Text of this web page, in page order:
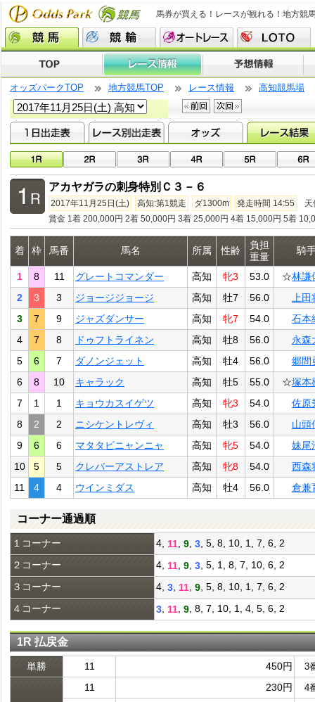
馬券が買える！レースが観れる！地方競
オッズパークTOP 地方競馬TOP レース情報 高知競馬場
アカヤガラの刺身特別Ｃ３－６
2017年11月25日(土) 高知:第1競走 ダ1300m 発走時間 14:55
天
賞金 1着 200,000円 2着 50,000円 3着 25,000円 4着 15,000円 5着
着 枠 馬番 馬名 所属 性齢
負担
重量
騎
1 8 11 グレートコマンダー 高知 牝3 53.0 ☆林謙
2
3 3 ジョージジョージ 高知 牡7 56.0
上田
3
7 9 ジャズダンサー 高知 牝7 54.0
石本
4
7 8 ドゥフトライネン 高知 牡8 56.0
永森
5
6 7 ダノンジェット 高知 牡4 56.0
郷間
6
8 10 キャラック 高知 牡5 55.0 ☆塚本
7
1 1 キョウカスイゲツ 高知 牝3 54.0
佐原
8
2 2 ニシケントレヴィ 高知 牡3 56.0
山頭
9
6 6 マタタビニャンニャ 高知 牝5 54.0
妹尾
10
5 5 クレバーアストレア 高知 牝8 54.0
西森
11
4 4 ウインミダス 高知 牡4 56.0 倉兼
コーナー通過順
１コーナー 4, 11 9 3 , 5, 8, 10, 1, 7, 6, 2
２コーナー
4, 11 9 3 , 5, 1, 8, 7, 10, 6, 2
３コーナー
4, 3 11 9 , 5, 8, 10, 1, 7, 6, 2
４コーナー
3 11 9 , 8, 7, 10, 1, 4, 5, 6, 2
1R 払戻金
単勝 11 450円 3
11 230円 4